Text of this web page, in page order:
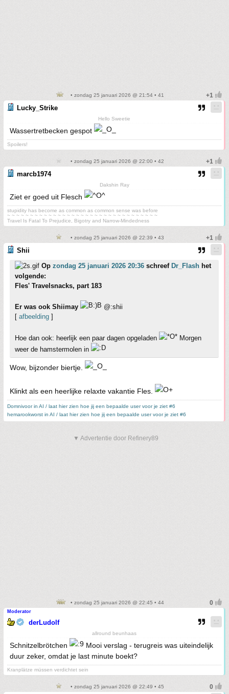
• zondag 25 januari 2026 @ 21:54 • 41
Lucky_Strike
Hello Sweetie
Wassertretbecken gespot
Spoilers!
• zondag 25 januari 2026 @ 22:00 • 42
marcb1974
Dakshin Ray
Ziet er goed uit Flesch
stupidity has become as common as common sense was before
~ ~ ~ ~ ~ ~ ~ ~ ~ ~ ~ ~ ~ ~ ~ ~ ~ ~ ~ ~ ~ ~ ~ ~ ~ ~ ~ ~ ~ ~ ~ ~ ~
Travel Is Fatal To Prejudice, Bigotry and Narrow-Mindedness
• zondag 25 januari 2026 @ 22:39 • 43
Shii
Op zondag 25 januari 2026 20:36 schreef Dr_Flash het
volgende:
Fles' Travelsnacks, part 183
Er was ook Shiimay
@:shii
[ afbeelding ]
Hoe dan ook: heerlijk een paar dagen opgeladen
Morgen
weer de hamstermolen in
Wow, bijzonder biertje.
Klinkt als een heerlijke relaxte vakantie Fles.
Domnivoor in AI / laat hier zien hoe jij een bepaalde user voor je ziet #6
hemarookworst in AI / laat hier zien hoe jij een bepaalde user voor je ziet #6
▼ Advertentie door Refinery89
• zondag 25 januari 2026 @ 22:45 • 44
Moderator
derLudolf
allround beunhaas
Schnitzelbrötchen
Mooi verslag - terugreis was uiteindelijk
duur zeker, omdat je last minute boekt?
Kranplätze müssen verdichtet sein
• zondag 25 januari 2026 @ 22:49 • 45